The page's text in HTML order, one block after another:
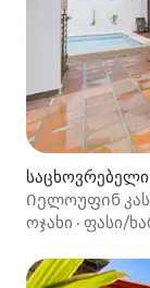
საცხოვრებელი
Იელოუფინ
ოჯახი · ფასი/